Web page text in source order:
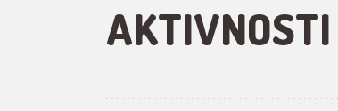
AKTIVNOSTI